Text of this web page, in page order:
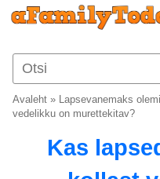
Avaleht » Lapsevanemaks
vedelikku on murettekitav?
Kas